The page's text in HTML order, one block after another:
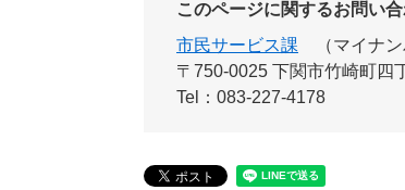
このページに関するお問い
市民サービス課
マイナ
〒750-0025 下関市竹崎町四
Tel：083-227-4178